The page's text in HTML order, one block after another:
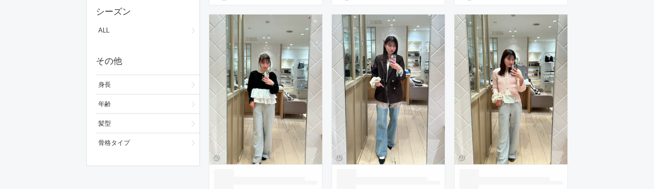
バッグ
ベースメイク
シーズン
ALL
その他
身長
年齢
髪型
骨格タイプ